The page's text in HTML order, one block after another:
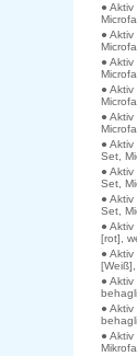
●
●
●
●
●
●
Set,
●
Set,
●
Set,
●
[rot],
●
●
●
●